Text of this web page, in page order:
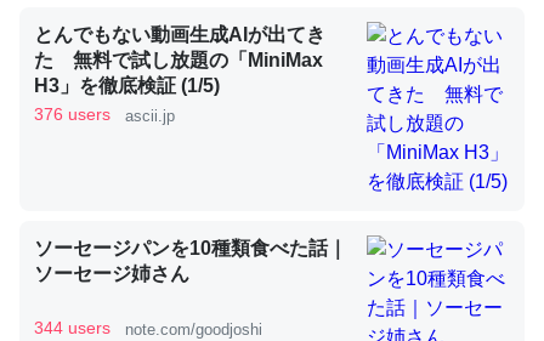
これを元に考えるとカルシウムを大量に使う脊椎動物と貝
類は苦労してるんだな…。腹足類だと殻を無くしてナメク
とんでもない動画生成AIが出てき
た 無料で試し放題の「MiniMax
H3」を徹底検証 (1/5)
376 users ascii.jp
ソーセージパンを10種類食べた話｜
ソーセージ姉さん
344 users note.com/goodjoshi